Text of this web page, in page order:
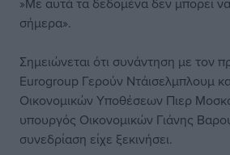
σήμερα».
Σημειώνεται ότι συνάντηση με τον
Eurogroup Γερούν Ντάισελμπλουμ
Οικονομικών Υποθέσεων Πιερ
υπουργός Οικονομικών Γιάνης
συνεδρίαση είχε ξεκινήσει.